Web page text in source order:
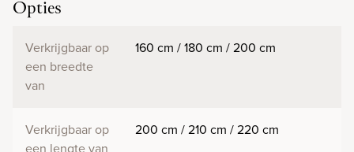
Opties
Verkrijgbaar op
een breedte
van
160 cm / 180 cm / 200 cm
Verkrijgbaar op
een lengte van
200 cm / 210 cm / 220 cm